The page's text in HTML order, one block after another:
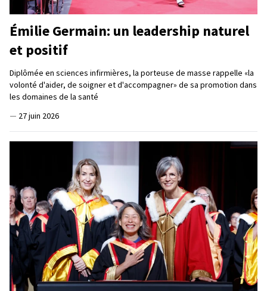
Émilie Germain: un leadership naturel
et positif
Diplômée en sciences infirmières, la porteuse de masse rappelle «la
volonté d'aider, de soigner et d'accompagner» de sa promotion dans
les domaines de la santé
— 27 juin 2026